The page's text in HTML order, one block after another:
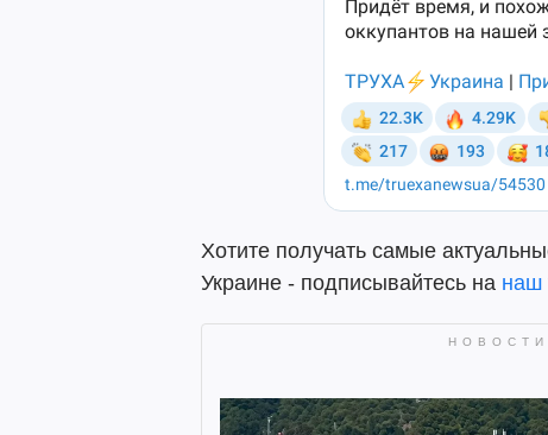
Хотите получать самые
Украине - подписывайтесь на наш